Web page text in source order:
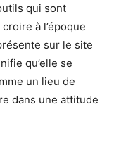
qui sont
à l’époque
sur le site
qu’elle se
un lieu de
dans une attitude